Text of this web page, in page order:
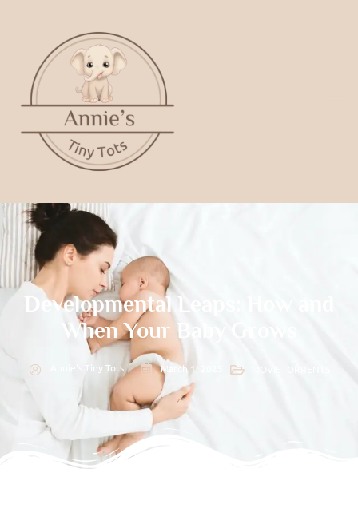
Developmental Leaps: How and
When Your Baby Grows
Annie's Tiny Tots March 1, 2025